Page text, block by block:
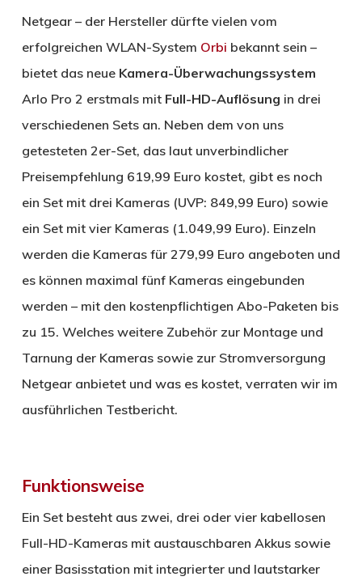
Netgear – der Hersteller dürfte vielen vom
erfolgreichen WLAN-System Orbi bekannt sein –
bietet das neue Kamera-Überwachungssystem
Arlo Pro 2 erstmals mit Full-HD-Auflösung in drei
verschiedenen Sets an. Neben dem von uns
getesteten 2er-Set, das laut unverbindlicher
Preisempfehlung 619,99 Euro kostet, gibt es noch
ein Set mit drei Kameras (UVP: 849,99 Euro) sowie
ein Set mit vier Kameras (1.049,99 Euro). Einzeln
werden die Kameras für 279,99 Euro angeboten und
es können maximal fünf Kameras eingebunden
werden – mit den kostenpflichtigen Abo-Paketen bis
zu 15. Welches weitere Zubehör zur Montage und
Tarnung der Kameras sowie zur Stromversorgung
Netgear anbietet und was es kostet, verraten wir im
ausführlichen Testbericht.
Funktionsweise
Ein Set besteht aus zwei, drei oder vier kabellosen
Full-HD-Kameras mit austauschbaren Akkus sowie
einer Basisstation mit integrierter und lautstarker